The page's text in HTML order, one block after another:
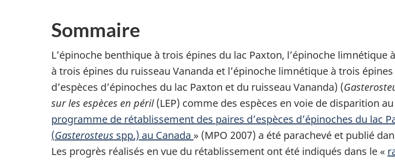
Sommaire
L’épinoche benthique à trois épines du lac Paxton, l’épinoche
à trois épines du ruisseau Vananda et l’épinoche limnétique à trois
d’espèces d’épinoches du lac Paxton et du ruisseau Vananda) (
sur les espèces en péril(LEP) comme des espèces en voie de disparition
programme de rétablissement des paires d’espèces d’épinoches du lac
(Gasterosteus spp.) au Canada » (MPO 2007) a été parachevé et publié
Les progrès réalisés en vue du rétablissement ont été indiqués dans le «